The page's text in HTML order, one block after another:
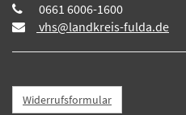
0661 6006-1600
vhs@landkreis-fulda.de
Widerrufsformular